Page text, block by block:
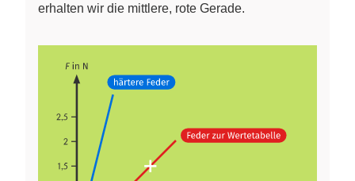
erhalten wir die mittlere, rote Gerade.